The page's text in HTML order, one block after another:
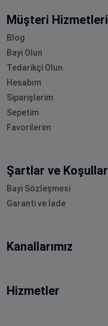
Müşteri Hizmetleri
Blog
Bayi Olun
Tedarikçi Olun
Hesabım
Siparişlerim
Sepetim
Favorilerim
Şartlar ve Koşullar
Bayi Sözleşmesi
Garanti ve İade
Kanallarımız
Hizmetler